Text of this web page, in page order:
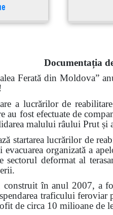
Documentația
Ferată din Moldova”
a lucrărilor de
au fost efectuate de
malului râului Prut și
startarea lucrărilor de
organizată a
sectorul deformat al
construit în anul 2007, a
traficului
de circa 10 milioane de